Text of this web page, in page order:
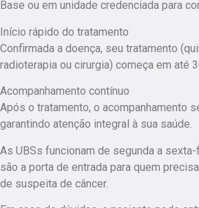
Base ou em unidade credenciada para
Início rápido do tratamento
Confirmada a doença, seu tratamento
radioterapia ou cirurgia) começa em até
Acompanhamento contínuo
Após o tratamento, o acompanhamento
garantindo atenção integral à sua saúde.
As UBSs funcionam de segunda a
são a porta de entrada para quem
de suspeita de câncer.